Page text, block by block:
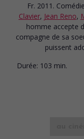
Fr. 2011. Comédie
Clavier, Jean Reno,
homme accepte
compagne de sa
puissent
Durée: 103 min.